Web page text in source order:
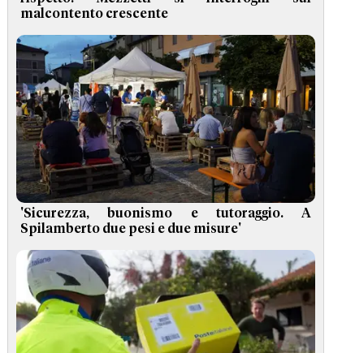
malcontento crescente
'Sicurezza, buonismo e tutoraggio. A
Spilamberto due pesi e due misure'